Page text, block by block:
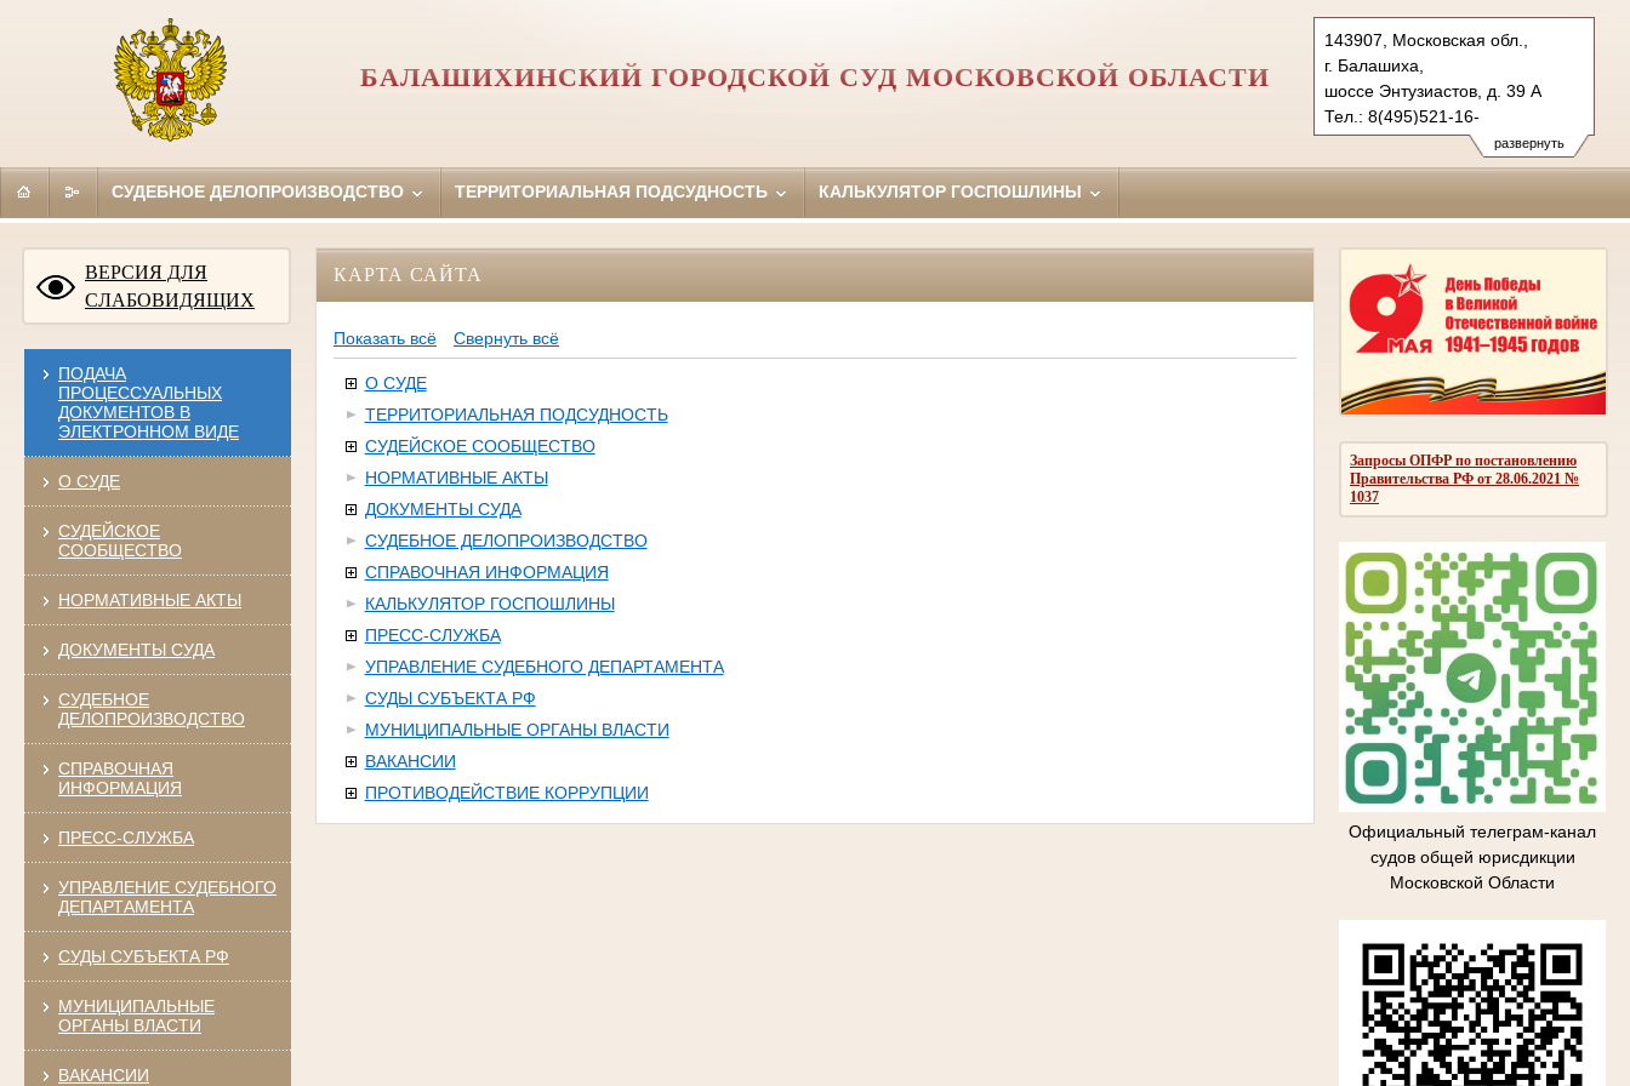
развернуть
143907, Московская обл.,
г. Балашиха,
шоссе Энтузиастов, д. 39 А
Тел.: 8(495)521-16-
71 (приемная суда), 529-33-84
Balashihinsky.mo@sudrf.ru
БАЛАШИХИНСКИЙ ГОРОДСКОЙ СУД МОСКОВСКОЙ ОБЛАСТИ
СУДЕБНОЕ ДЕЛОПРОИЗВОДСТВО ТЕРРИТОРИАЛЬНАЯ ПОДСУДНОСТЬ КАЛЬКУЛЯТОР ГОСПОШЛИНЫ
ВЕРСИЯ ДЛЯ
СЛАБОВИДЯЩИХ
ПОДАЧА
ПРОЦЕССУАЛЬНЫХ
ДОКУМЕНТОВ В
ЭЛЕКТРОННОМ ВИДЕ
О СУДЕ
СУДЕЙСКОЕ
СООБЩЕСТВО
НОРМАТИВНЫЕ АКТЫ
ДОКУМЕНТЫ СУДА
СУДЕБНОЕ
ДЕЛОПРОИЗВОДСТВО
СПРАВОЧНАЯ
ИНФОРМАЦИЯ
ПРЕСС-СЛУЖБА
УПРАВЛЕНИЕ СУДЕБНОГО
ДЕПАРТАМЕНТА
СУДЫ СУБЪЕКТА РФ
МУНИЦИПАЛЬНЫЕ
ОРГАНЫ ВЛАСТИ
ВАКАНСИИ
Запросы ОПФР по постановлению
Правительства РФ от 28.06.2021 №
1037
Официальный телеграм-канал
судов общей юрисдикции
Московской Области
КАРТА САЙТА
Показать всё Свернуть всё
О СУДЕ
ТЕРРИТОРИАЛЬНАЯ ПОДСУДНОСТЬ
СУДЕЙСКОЕ СООБЩЕСТВО
НОРМАТИВНЫЕ АКТЫ
ДОКУМЕНТЫ СУДА
СУДЕБНОЕ ДЕЛОПРОИЗВОДСТВО
СПРАВОЧНАЯ ИНФОРМАЦИЯ
КАЛЬКУЛЯТОР ГОСПОШЛИНЫ
ПРЕСС-СЛУЖБА
УПРАВЛЕНИЕ СУДЕБНОГО ДЕПАРТАМЕНТА
СУДЫ СУБЪЕКТА РФ
МУНИЦИПАЛЬНЫЕ ОРГАНЫ ВЛАСТИ
ВАКАНСИИ
ПРОТИВОДЕЙСТВИЕ КОРРУПЦИИ